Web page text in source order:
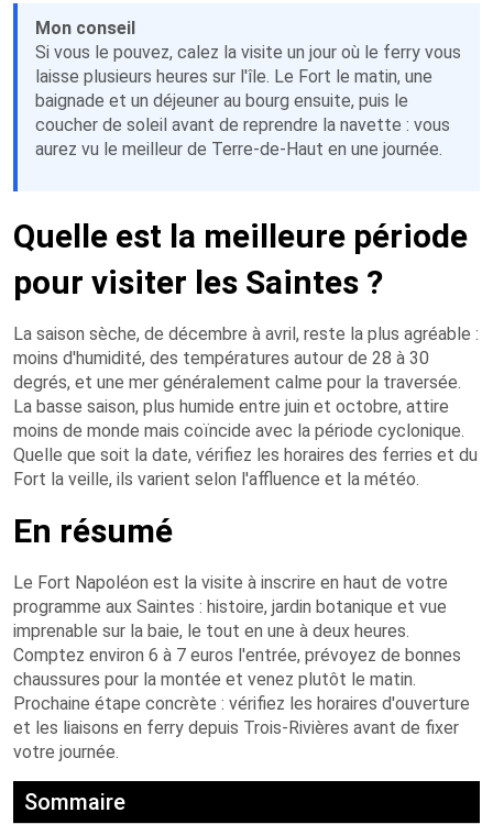
Mon conseil
Si vous le pouvez, calez la visite un jour où le ferry vous
laisse plusieurs heures sur l'île. Le Fort le matin, une
baignade et un déjeuner au bourg ensuite, puis le
coucher de soleil avant de reprendre la navette : vous
aurez vu le meilleur de Terre-de-Haut en une journée.
Quelle est la meilleure période
pour visiter les Saintes ?
La saison sèche, de décembre à avril, reste la plus agréable :
moins d'humidité, des températures autour de 28 à 30
degrés, et une mer généralement calme pour la traversée.
La basse saison, plus humide entre juin et octobre, attire
moins de monde mais coïncide avec la période cyclonique.
Quelle que soit la date, vérifiez les horaires des ferries et du
Fort la veille, ils varient selon l'affluence et la météo.
En résumé
Le Fort Napoléon est la visite à inscrire en haut de votre
programme aux Saintes : histoire, jardin botanique et vue
imprenable sur la baie, le tout en une à deux heures.
Comptez environ 6 à 7 euros l'entrée, prévoyez de bonnes
chaussures pour la montée et venez plutôt le matin.
Prochaine étape concrète : vérifiez les horaires d'ouverture
et les liaisons en ferry depuis Trois-Rivières avant de fixer
votre journée.
Sommaire